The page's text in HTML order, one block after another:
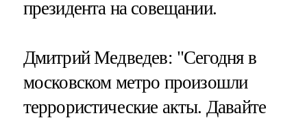
президента на совещании.
Дмитрий Медведев: "Сегодня в
московском метро произошли
террористические акты. Давайте